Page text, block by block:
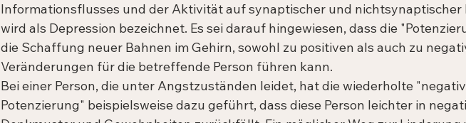
Informationsflusses und der Aktivität auf synaptischer und nichtsynaptischer
wird als Depression bezeichnet. Es sei darauf hingewiesen, dass die
die Schaffung neuer Bahnen im Gehirn, sowohl zu positiven als auch zu
Veränderungen für die betreffende Person führen kann.
Bei einer Person, die unter Angstzuständen leidet, hat die wiederholte
Potenzierung" beispielsweise dazu geführt, dass diese Person leichter in